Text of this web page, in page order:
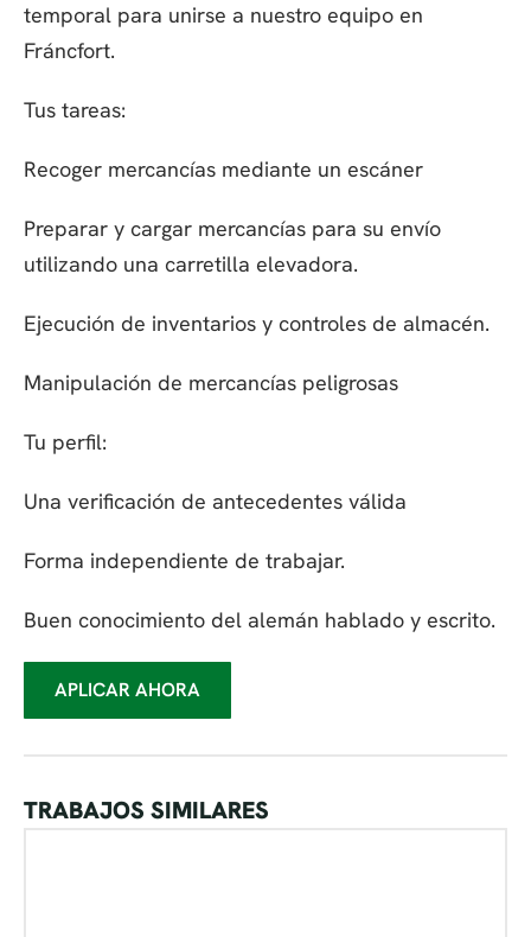
temporal para unirse a nuestro equipo en
Fráncfort.
Tus tareas:
Recoger mercancías mediante un escáner
Preparar y cargar mercancías para su envío
utilizando una carretilla elevadora.
Ejecución de inventarios y controles de almacén.
Manipulación de mercancías peligrosas
Tu perfil:
Una verificación de antecedentes válida
Forma independiente de trabajar.
Buen conocimiento del alemán hablado y escrito.
APLICAR AHORA
TRABAJOS SIMILARES